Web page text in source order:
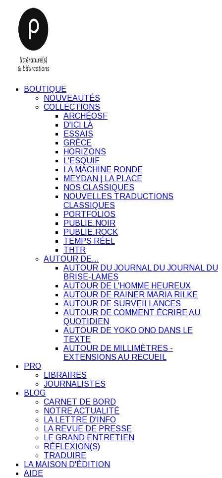
BOUTIQUE
NOUVEAUTÉS
COLLECTIONS
ARCHÉOSF
D'ICI LÀ
ESSAIS
GRÈCE
HORIZONS
L'ESQUIF
LA MACHINE RONDE
MEYDAN | LA PLACE
NOS CLASSIQUES
NOUVELLES TRADUCTIONS
CLASSIQUES
PORTFOLIOS
PUBLIE.NOIR
PUBLIE.ROCK
TEMPS RÉEL
THTR
AUTOUR DE…
AUTOUR DU JOURNAL DU JOURNAL DU
BRISE-LAMES
AUTOUR DE L'HOMME HEUREUX
AUTOUR DE RAINER MARIA RILKE
AUTOUR DE SURVEILLANCES
AUTOUR DE COMMENT ÉCRIRE AU
QUOTIDIEN
AUTOUR DE YOKO ONO DANS LE
TEXTE
AUTOUR DE MILLIMÈTRES -
EXTENSIONS AU RECUEIL
PRO
LIBRAIRES
JOURNALISTES
BLOG
CARNET DE BORD
NOTRE ACTUALITÉ
LA LETTRE D'INFO
LA REVUE DE PRESSE
LE GRAND ENTRETIEN
RÉFLEXION(S)
TRADUIRE
LA MAISON D'ÉDITION
AIDE